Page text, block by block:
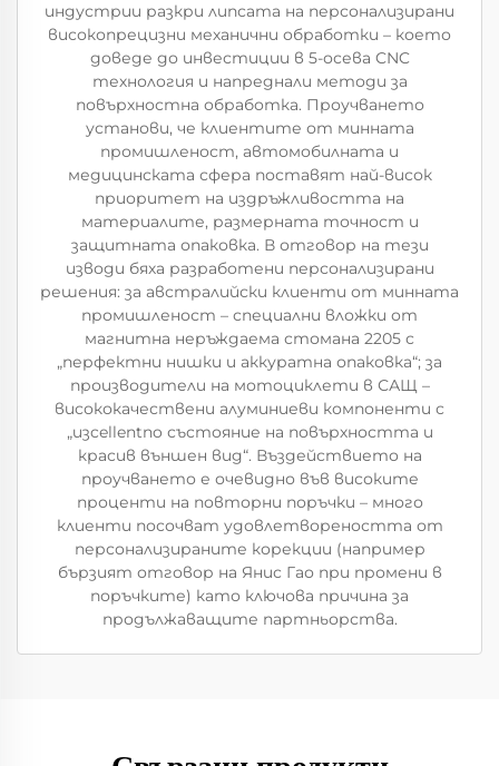
индустрии разкри липсата на персонализирани
високопрецизни механични обработки – което
доведе до инвестиции в 5-осева CNC
технология и напреднали методи за
повърхностна обработка. Проучването
установи, че клиентите от минната
промишленост, автомобилната и
медицинската сфера поставят най-висок
приоритет на издръжливостта на
материалите, размерната точност и
защитната опаковка. В отговор на тези
изводи бяха разработени персонализирани
решения: за австралийски клиенти от минната
промишленост – специални вложки от
магнитна неръждаема стомана 2205 с
„перфектни нишки и аккуратна опаковка“; за
производители на мотоциклети в САЩ –
висококачествени алуминиеви компоненти с
„изcellentno състояние на повърхността и
красив външен вид“. Въздействието на
проучването е очевидно във високите
проценти на повторни поръчки – много
клиенти посочват удовлетвореността от
персонализираните корекции (например
бързият отговор на Янис Гао при промени в
поръчките) като ключова причина за
продължаващите партньорства.